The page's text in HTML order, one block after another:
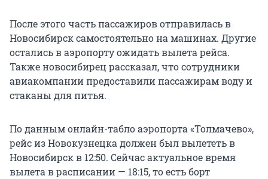
После этого часть пассажиров отправилась в
Новосибирск самостоятельно на машинах. Другие
остались в аэропорту ожидать вылета рейса.
Также новосибирец рассказал, что сотрудники
авиакомпании предоставили пассажирам воду и
стаканы для питья.
По данным онлайн-табло аэропорта «Толмачево»,
рейс из Новокузнецка должен был вылететь в
Новосибирск в 12:50. Сейчас актуальное время
вылета в расписании — 18:15, то есть борт